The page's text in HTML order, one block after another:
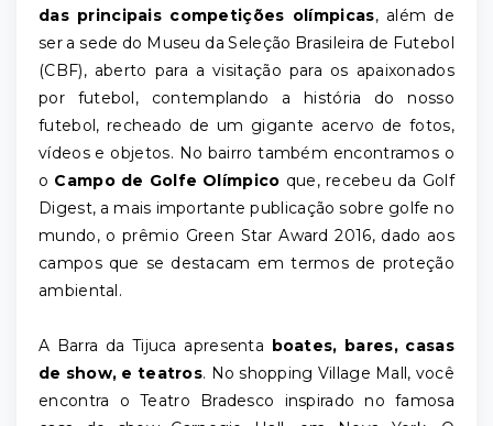
das principais competições olímpicas, além de
ser a sede do Museu da Seleção Brasileira de Futebol
(CBF), aberto para a visitação para os apaixonados
por futebol, contemplando a história do nosso
futebol, recheado de um gigante acervo de fotos,
vídeos e objetos. No bairro também encontramos o
o Campo de Golfe Olímpico que, recebeu da Golf
Digest, a mais importante publicação sobre golfe no
mundo, o prêmio Green Star Award 2016, dado aos
campos que se destacam em termos de proteção
ambiental.
A Barra da Tijuca apresenta boates, bares, casas
de show, e teatros. No shopping Village Mall, você
encontra o Teatro Bradesco inspirado no famosa